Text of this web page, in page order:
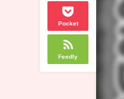
Pocket
Feedly